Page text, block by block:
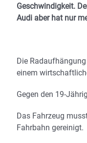
Geschwindigkeit.
Audi aber hat nur
Die
einem
Gegen den 19-
Das Fahrzeug
Fahrbahn gereinigt.